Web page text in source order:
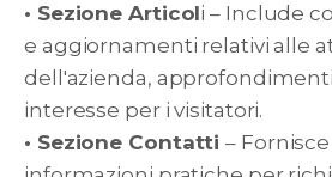
• Sezione Articoli – Include
e aggiornamenti relativi alle
dell'azienda,
interesse per i visitatori.
• Sezione Contatti–